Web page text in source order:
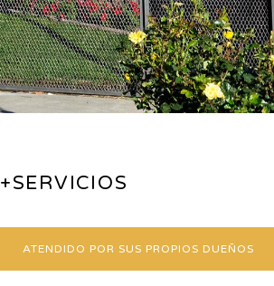
+SERVICIOS
ATENDIDO POR SUS PROPIOS DUEÑOS